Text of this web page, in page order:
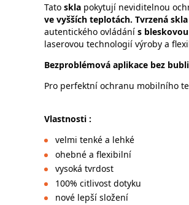
Tato skla pokytují neviditelnou
ve vyšších teplotách. Tvrzená
autentického ovládání s
laserovou technologií výroby a
Bezproblémová aplikace bez
Pro perfektní ochranu mobilního
Vlastnosti :
velmi tenké a lehké
ohebné a flexibilní
vysoká tvrdost
100% citlivost dotyku
nové lepší složení